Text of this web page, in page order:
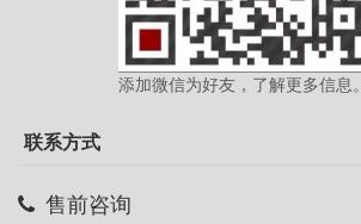
添加微信为好友，了解更多信息。
联系方式
售前咨询